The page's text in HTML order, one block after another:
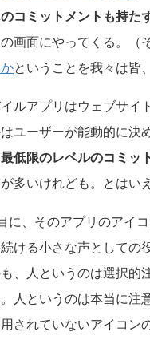
コミットメントも持た
画面にやってくる。（
ということを我々は皆
ルアプリはウェブサイ
ユーザーが能動的に決
最低限のレベルのコミッ
多いけれども。とはい
に、そのアプリのアイ
ける小さな声としての
、人というのは選択的
人というのは本当に注
されていないアイコン